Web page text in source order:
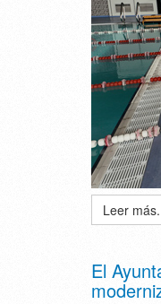
Leer
El